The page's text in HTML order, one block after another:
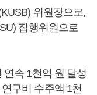
위원장으로,
집행위원으로
속 1천억 원 달성
구비 수주액 1천